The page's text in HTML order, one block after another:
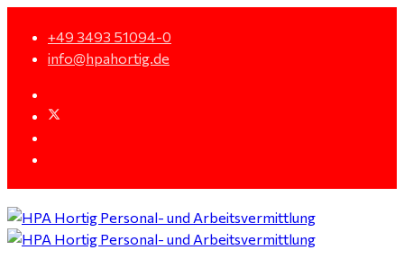
+49 3493 51094-0
info@hpahortig.de